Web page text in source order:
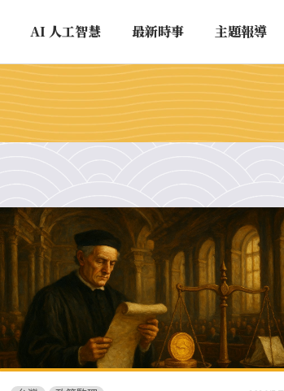
AI 人工智慧 最新時事 主題報導